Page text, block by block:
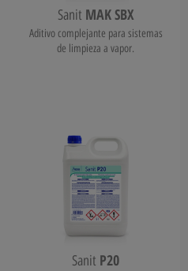
Sanit MAK SBX
Aditivo complejante para sistemas
de limpieza a vapor.
Sanit P20